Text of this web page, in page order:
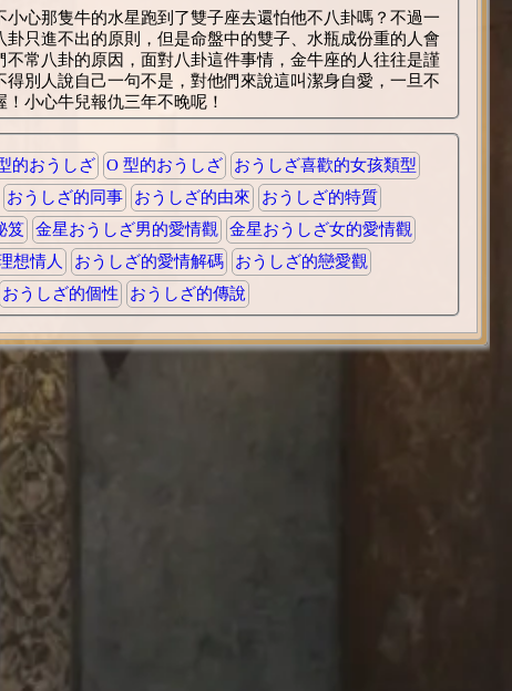
心那隻牛的水星跑到了雙子座去還怕他不八卦嗎？不過一
只進不出的原則，但是命盤中的雙子、水瓶成份重的人會
常八卦的原因，面對八卦這件事情，金牛座的人往往是謹
別人說自己一句不是，對他們來說這叫潔身自愛，一旦不
小心牛兒報仇三年不晚呢！
的おうしざ O 型的おうしざ
おうしざ喜歡的女孩類型
おうしざ的同事 おうしざ的由來
おうしざ的特質
笈 金星おうしざ男的愛情觀
金星おうしざ女的愛情觀
想情人 おうしざ的愛情解碼
おうしざ的戀愛觀
おうしざ的個性 おうしざ的傳說